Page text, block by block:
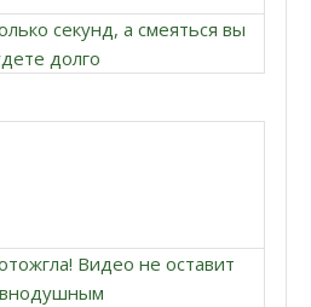
секунд, а смеяться вы
долго
Видео не оставит